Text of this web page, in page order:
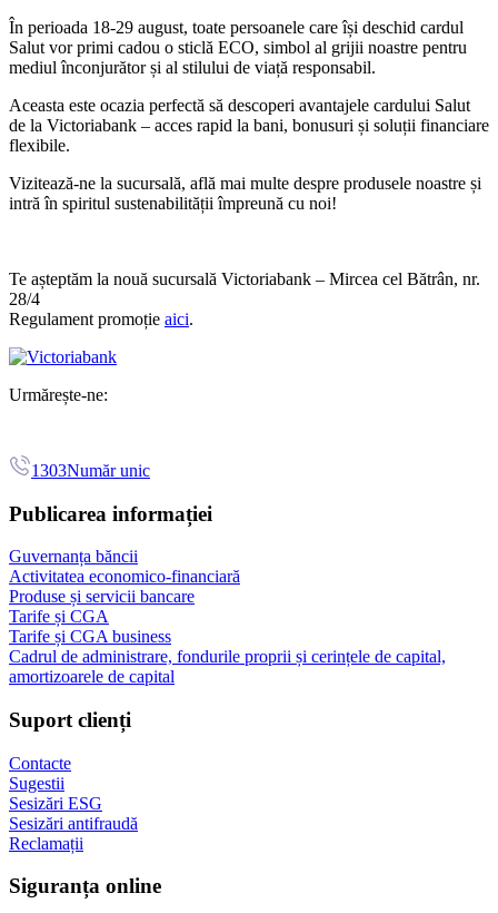
În perioada 18-29 august, toate persoanele care își deschid cardul
Salut vor primi cadou o sticlă ECO, simbol al grijii noastre pentru
mediul înconjurător și al stilului de viață responsabil.
Aceasta este ocazia perfectă să descoperi avantajele cardului Salut
de la Victoriabank – acces rapid la bani, bonusuri și soluții financiare
flexibile.
Vizitează-ne la sucursală, află mai multe despre produsele noastre și
intră în spiritul sustenabilității împreună cu noi!
Te așteptăm la nouă sucursală Victoriabank – Mircea cel Bătrân, nr.
28/4
Regulament promoție aici.
Urmărește-ne:
1303Număr unic
Publicarea informației
Guvernanța băncii
Activitatea economico-financiară
Produse și servicii bancare
Tarife și CGA
Tarife și CGA business
Cadrul de administrare, fondurile proprii și cerințele de capital,
amortizoarele de capital
Suport clienți
Contacte
Sugestii
Sesizări ESG
Sesizări antifraudă
Reclamații
Siguranța online